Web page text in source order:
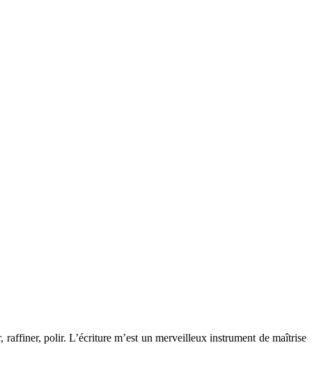
polir. L’écriture m’est un merveilleux instrument de maîtrise